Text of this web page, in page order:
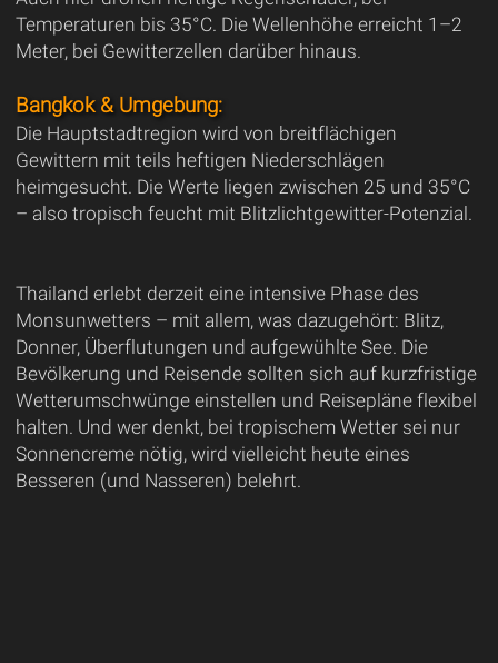
Temperaturen bis 35°C. Die Wellenhöhe erreicht 1–2
Meter, bei Gewitterzellen darüber hinaus.
Bangkok & Umgebung:
Die Hauptstadtregion wird von breitflächigen
Gewittern mit teils heftigen Niederschlägen
heimgesucht. Die Werte liegen zwischen 25 und 35°C
– also tropisch feucht mit Blitzlichtgewitter-Potenzial.
Thailand erlebt derzeit eine intensive Phase des
Monsunwetters – mit allem, was dazugehört: Blitz,
Donner, Überflutungen und aufgewühlte See. Die
Bevölkerung und Reisende sollten sich auf kurzfristige
Wetterumschwünge einstellen und Reisepläne flexibel
halten. Und wer denkt, bei tropischem Wetter sei nur
Sonnencreme nötig, wird vielleicht heute eines
Besseren (und Nasseren) belehrt.